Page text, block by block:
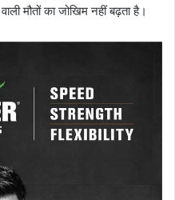
मौतों का जोखिम नहीं बढ़ता है।